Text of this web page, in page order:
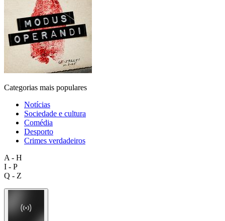
Categorias mais populares
Notícias
Sociedade e cultura
Comédia
Desporto
Crimes verdadeiros
A - H
I - P
Q - Z